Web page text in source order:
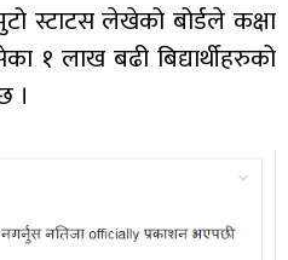
स्टाटस लेखेको बोर्डले कक्षा
१ लाख बढी बिद्यार्थीहरुको
।